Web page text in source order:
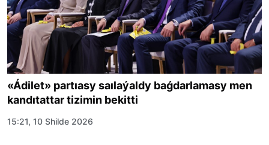
«Ádilet» partıasy saılaýaldy baǵdarlamasy men
kandıtattar tizimin bekitti
15:21, 10 Shilde 2026